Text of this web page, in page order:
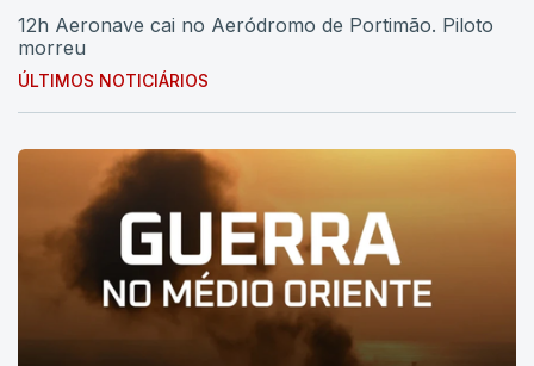
12h Aeronave cai no Aeródromo de Portimão. Piloto
morreu
ÚLTIMOS NOTICIÁRIOS